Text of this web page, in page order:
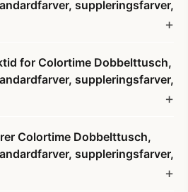
suppleringsfarver,
for Colortime Dobbelttusch,
suppleringsfarver,
Colortime Dobbelttusch,
suppleringsfarver,